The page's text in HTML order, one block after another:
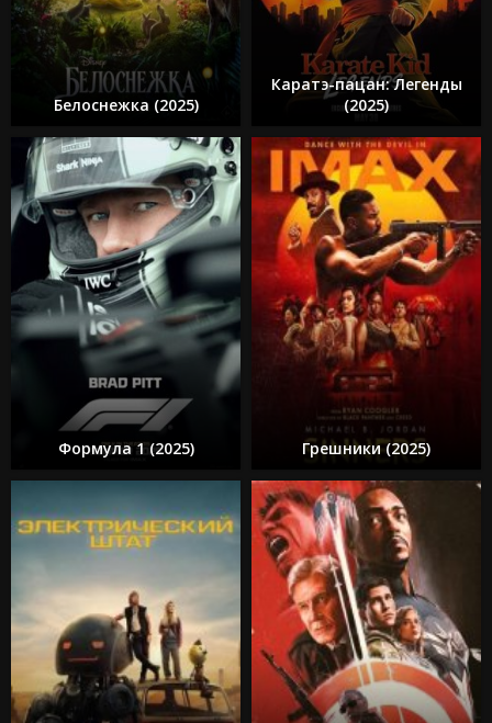
Белоснежка (2025)
Каратэ-пацан: Легенды
(2025)
Формула 1 (2025) Грешники (2025)